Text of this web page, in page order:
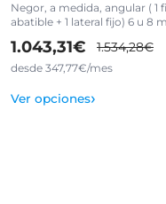
Negor, a medida, angular ( 1
abatible + 1 lateral fijo) 6 u 8
1.043,31€ 1.534,28€
desde 347,77€/mes
Ver opciones›